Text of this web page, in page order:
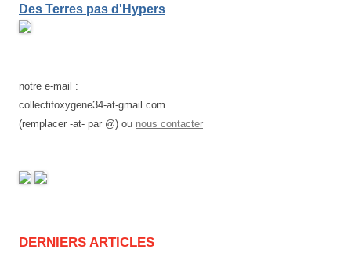
Des Terres pas d'Hypers
notre e-mail :
collectifoxygene34-at-gmail.com
(remplacer -at- par @) ou nous contacter
DERNIERS ARTICLES